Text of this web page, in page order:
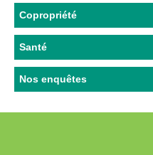
Copropriété
Santé
Nos enquêtes